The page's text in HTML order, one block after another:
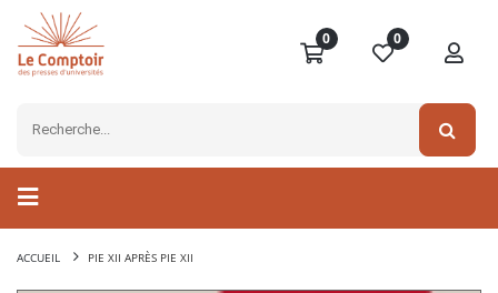
0 0
ACCUEIL PIE XII APRÈS PIE XII